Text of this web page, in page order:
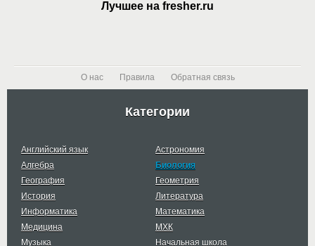
Лучшее на fresher.ru
О нас Правила Обратная связь
Категории
Английский язык
Астрономия
Алгебра
Биология
География
Геометрия
История
Литература
Информатика
Математика
Медицина
МХК
Музыка
Начальная школа